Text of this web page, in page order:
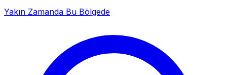
Yakın Zamanda Bu Bölgede